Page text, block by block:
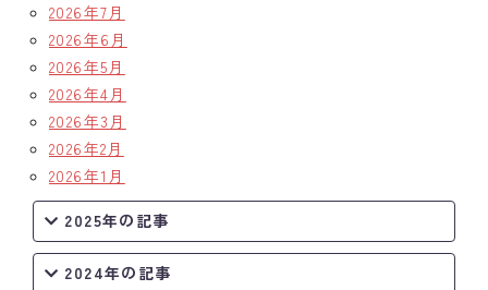
2026年7月
2026年6月
2026年5月
2026年4月
2026年3月
2026年2月
2026年1月
2025年の記事
2024年の記事